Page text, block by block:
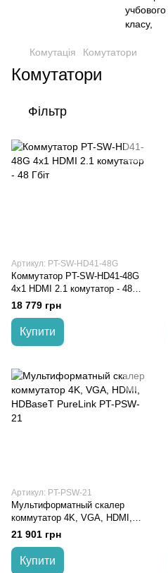
Комутація Комутатори
Комутатори
Фільтр
Артикул: PT-SW-HD41-48G
Коммутатор PT-SW-HD41-48G
4x1 HDMI 2.1 комутатор - 48
Гбіт
18 779 грн
Купити
Артикул: PT-PSW-21
Мультиформатный скалер
коммутатор 4K, VGA, HDMI,
HDBaseT PureLink PT-PSW-21
21 901 грн
Купити